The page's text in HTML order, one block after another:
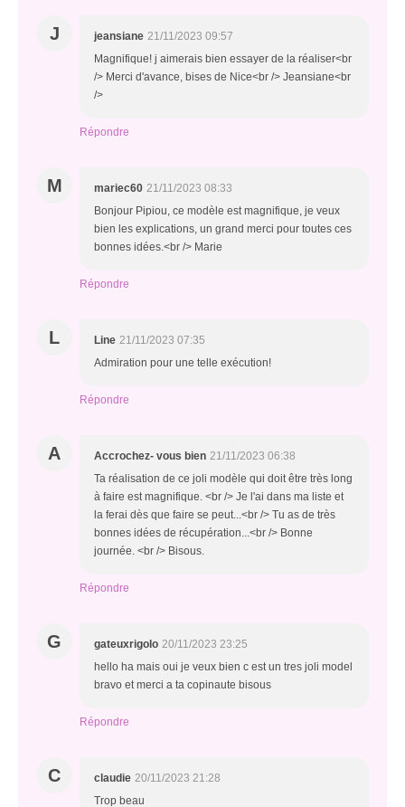
J jeansiane 21/11/2023 09:57
Magnifique! j aimerais bien essayer de la réaliser<br
/> Merci d'avance, bises de Nice<br /> Jeansiane<br
/>
Répondre
M mariec60 21/11/2023 08:33
Bonjour Pipiou, ce modèle est magnifique, je veux
bien les explications, un grand merci pour toutes ces
bonnes idées.<br /> Marie
Répondre
L Line 21/11/2023 07:35
Admiration pour une telle exécution!
Répondre
A Accrochez- vous bien 21/11/2023 06:38
Ta réalisation de ce joli modèle qui doit être très long
à faire est magnifique. <br /> Je l'ai dans ma liste et
la ferai dès que faire se peut...<br /> Tu as de très
bonnes idées de récupération...<br /> Bonne
journée. <br /> Bisous.
Répondre
G gateuxrigolo 20/11/2023 23:25
hello ha mais oui je veux bien c est un tres joli model
bravo et merci a ta copinaute bisous
Répondre
C claudie 20/11/2023 21:28
Trop beau